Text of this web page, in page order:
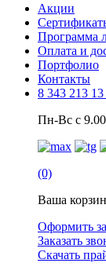
Акции
Программа
Оплата и
Портфолио
Контакты
8 343 213 13
Пн-Вс с
(0)
Ваша
Оформить
Заказать
Скачать